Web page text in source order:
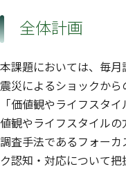
全体計画
本課題においては、毎
震災によるショックか
「価値観やライフスタ
値観やライフスタイル
調査手法であるフォー
ク認知・対応について